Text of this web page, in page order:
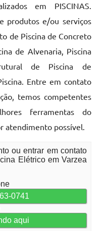
em PISCINAS.
produtos e/ou serviços
de Piscina de Concreto
de Alvenaria, Piscina
de Piscina de
Entre em contato
temos competentes
ferramentas do
atendimento possível.
ou entrar em contato
Elétrico em Varzea
0741
aqui